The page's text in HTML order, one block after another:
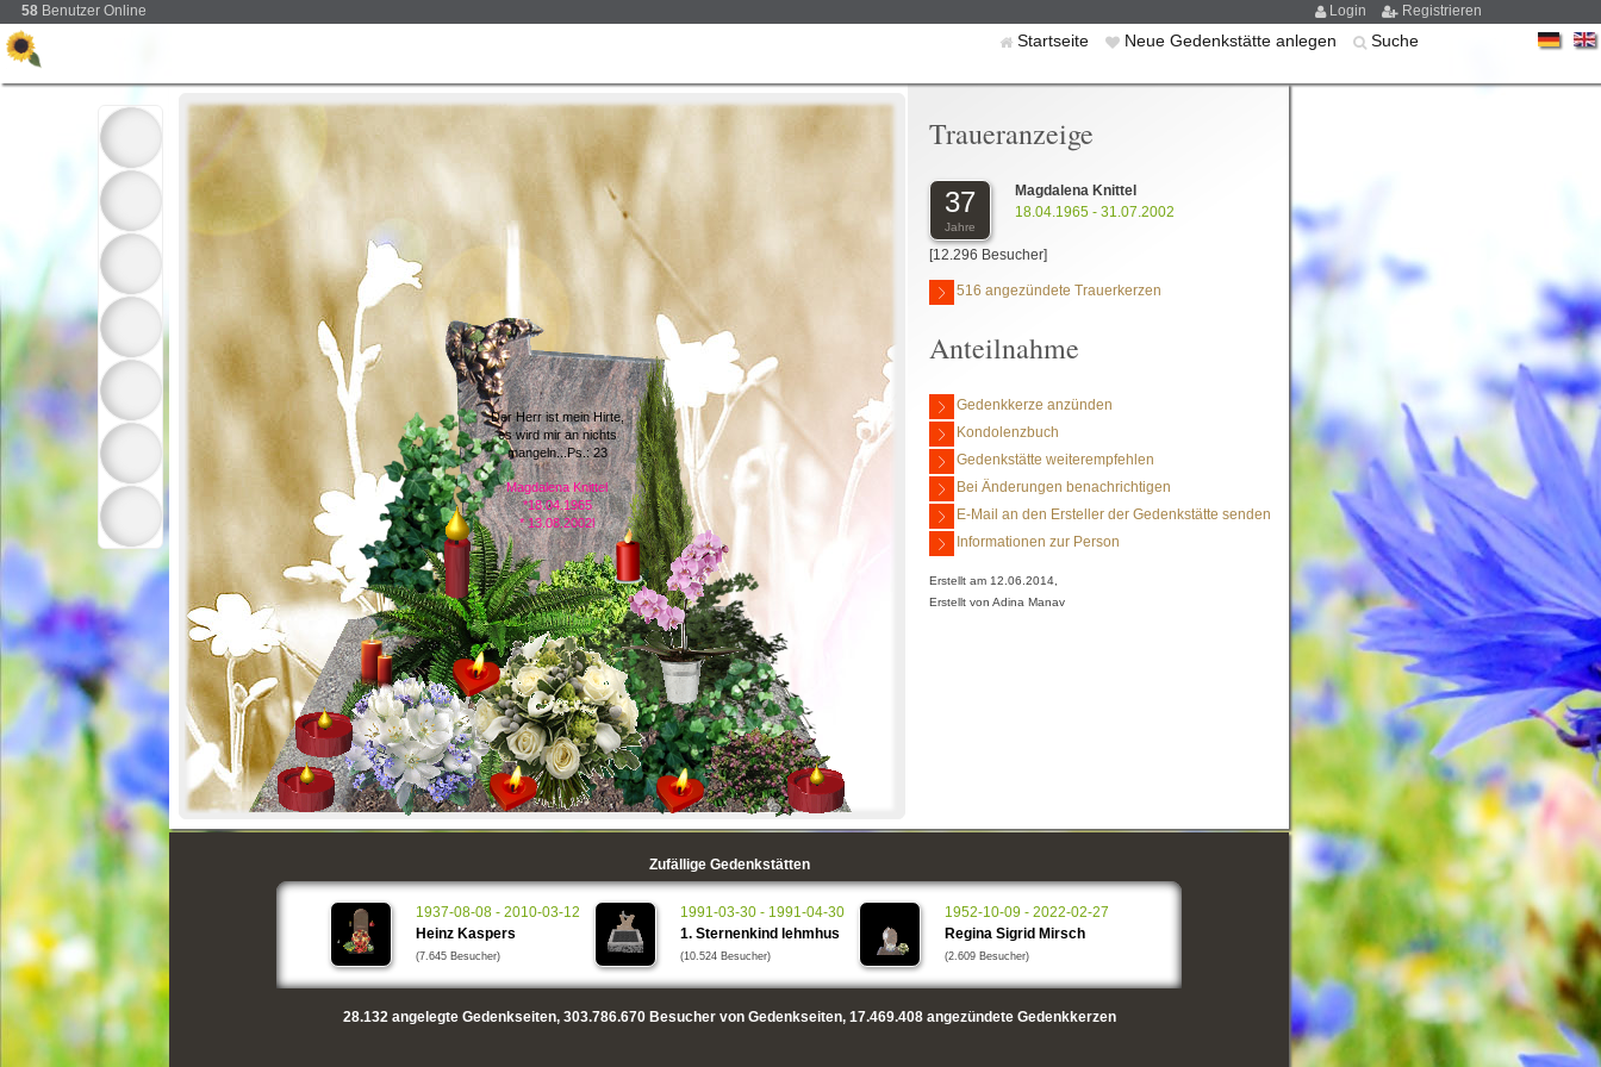
58 Benutzer Online Login Registrieren
Startseite Neue Gedenkstätte anlegen Suche
Der Herr ist mein Hirte,
es wird mir an nichts
mangeln...Ps.: 23
Magdalena Knittel
*18.04.1965
* 13.08.2002l
Traueranzeige
37
Jahre
Magdalena Knittel
18.04.1965 - 31.07.2002
[12.296 Besucher]
516 angezündete Trauerkerzen
Anteilnahme
Gedenkkerze anzünden
Kondolenzbuch
Gedenkstätte weiterempfehlen
Bei Änderungen benachrichtigen
E-Mail an den Ersteller der Gedenkstätte senden
Informationen zur Person
Erstellt am 12.06.2014,
Erstellt von Adina Manav
Zufällige Gedenkstätten
1937-08-08 - 2010-03-12
Heinz Kaspers
(7.645 Besucher)
1991-03-30 - 1991-04-30
1. Sternenkind lehmhus
(10.524 Besucher)
1952-10-09 - 2022-02-27
Regina Sigrid Mirsch
(2.609 Besucher)
28.132angelegte Gedenkseiten, 303.786.670Besucher von Gedenkseiten, 17.469.408angezündete Gedenkkerzen